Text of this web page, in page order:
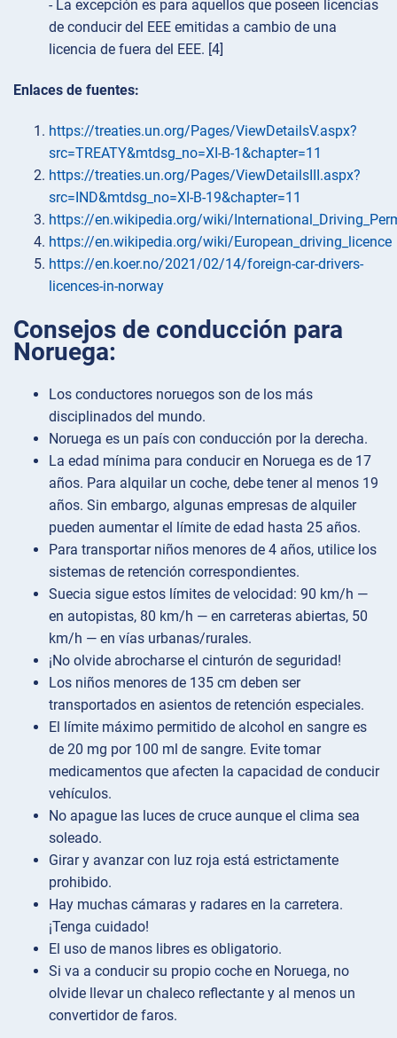
- La excepción es para aquellos que poseen licencias
de conducir del EEE emitidas a cambio de una
licencia de fuera del EEE. [4]
Enlaces de fuentes:
https://treaties.un.org/Pages/ViewDetailsV.aspx?
src=TREATY&mtdsg_no=XI-B-1&chapter=11
https://treaties.un.org/Pages/ViewDetailsIII.aspx?
src=IND&mtdsg_no=XI-B-19&chapter=11
https://en.wikipedia.org/wiki/
https://en.wikipedia.org/wiki/European_driving_licence
https://en.koer.no/2021/02/14/foreign-car-drivers-
licences-in-norway
Consejos de conducción para
Noruega:
Los conductores noruegos son de los más
disciplinados del mundo.
Noruega es un país con conducción por la derecha.
La edad mínima para conducir en Noruega es de 17
años. Para alquilar un coche, debe tener al menos 19
años. Sin embargo, algunas empresas de alquiler
pueden aumentar el límite de edad hasta 25 años.
Para transportar niños menores de 4 años, utilice los
sistemas de retención correspondientes.
Suecia sigue estos límites de velocidad: 90 km/h —
en autopistas, 80 km/h — en carreteras abiertas, 50
km/h — en vías urbanas/rurales.
¡No olvide abrocharse el cinturón de seguridad!
Los niños menores de 135 cm deben ser
transportados en asientos de retención especiales.
El límite máximo permitido de alcohol en sangre es
de 20 mg por 100 ml de sangre. Evite tomar
medicamentos que afecten la capacidad de conducir
vehículos.
No apague las luces de cruce aunque el clima sea
soleado.
Girar y avanzar con luz roja está estrictamente
prohibido.
Hay muchas cámaras y radares en la carretera.
¡Tenga cuidado!
El uso de manos libres es obligatorio.
Si va a conducir su propio coche en Noruega, no
olvide llevar un chaleco reflectante y al menos un
convertidor de faros.